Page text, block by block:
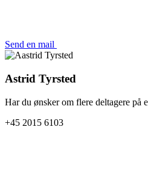
Send en mail
Astrid Tyrsted
Har du ønsker om flere deltagere på
+45 2015 6103